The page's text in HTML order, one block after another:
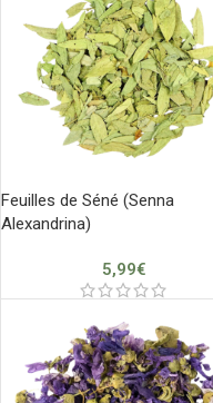
Feuilles de Séné (Senna
Alexandrina)
5,99€